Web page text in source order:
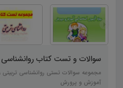
سوالات و تست کتاب روانشناسی
مجموعه سوالات تستی روانشناسی تربیتی
آموزش و پرورش